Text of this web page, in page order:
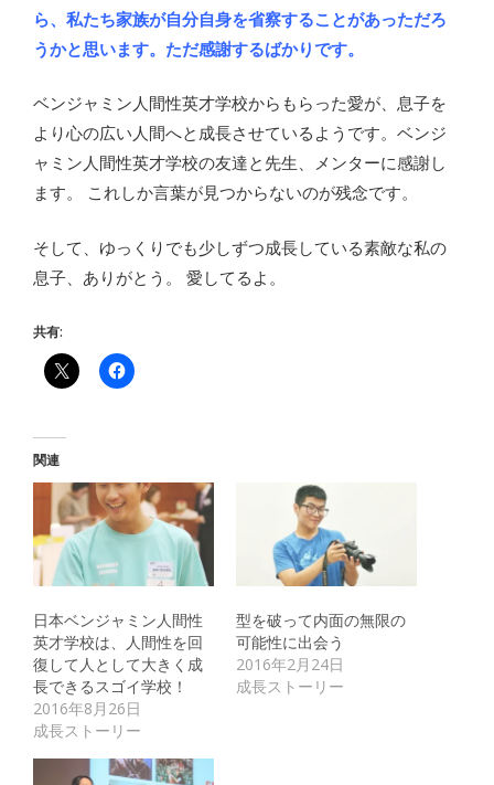
ら、私たち家族が自分自身を省察することがあっただろ
うかと思います。ただ感謝するばかりです。
ベンジャミン人間性英才学校からもらった愛が、息子を
より心の広い人間へと成長させているようです。ベンジ
ャミン人間性英才学校の友達と先生、メンターに感謝し
ます。 これしか言葉が見つからないのが残念です。
そして、ゆっくりでも少しずつ成長している素敵な私の
息子、ありがとう。 愛してるよ。
共有:
関連
日本ベンジャミン人間性
英才学校は、人間性を回
復して人として大きく成
長できるスゴイ学校！
2016年8月26日
成長ストーリー
型を破って内面の無限の
可能性に出会う
2016年2月24日
成長ストーリー